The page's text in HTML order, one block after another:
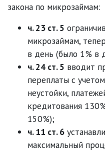
закона по микрозаймам:
ч. 23 ст. 5
микрозаймам,
в день (было 1% в
ч. 24 ст. 5 вводит
переплаты с
неустойки,
кредитования
150%);
ч. 11 ст. 6
максимальный